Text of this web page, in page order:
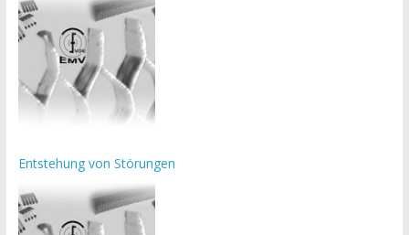
Entstehung von Störungen